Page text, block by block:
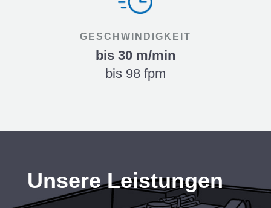
GESCHWINDIGKEIT
bis 30 m/min
bis 98 fpm
Unsere Leistungen